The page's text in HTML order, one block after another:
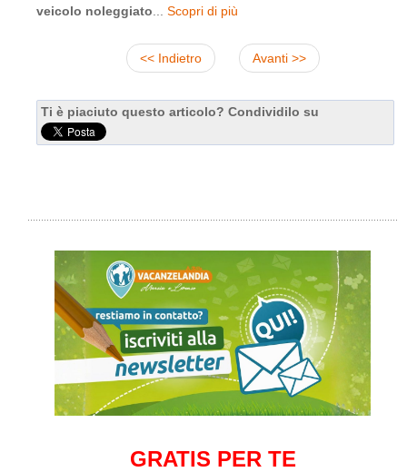
veicolo noleggiato
Scopri di più
<< Indietro Avanti >>
Ti è piaciuto questo articolo? Condividilo su
GRATIS PER TE